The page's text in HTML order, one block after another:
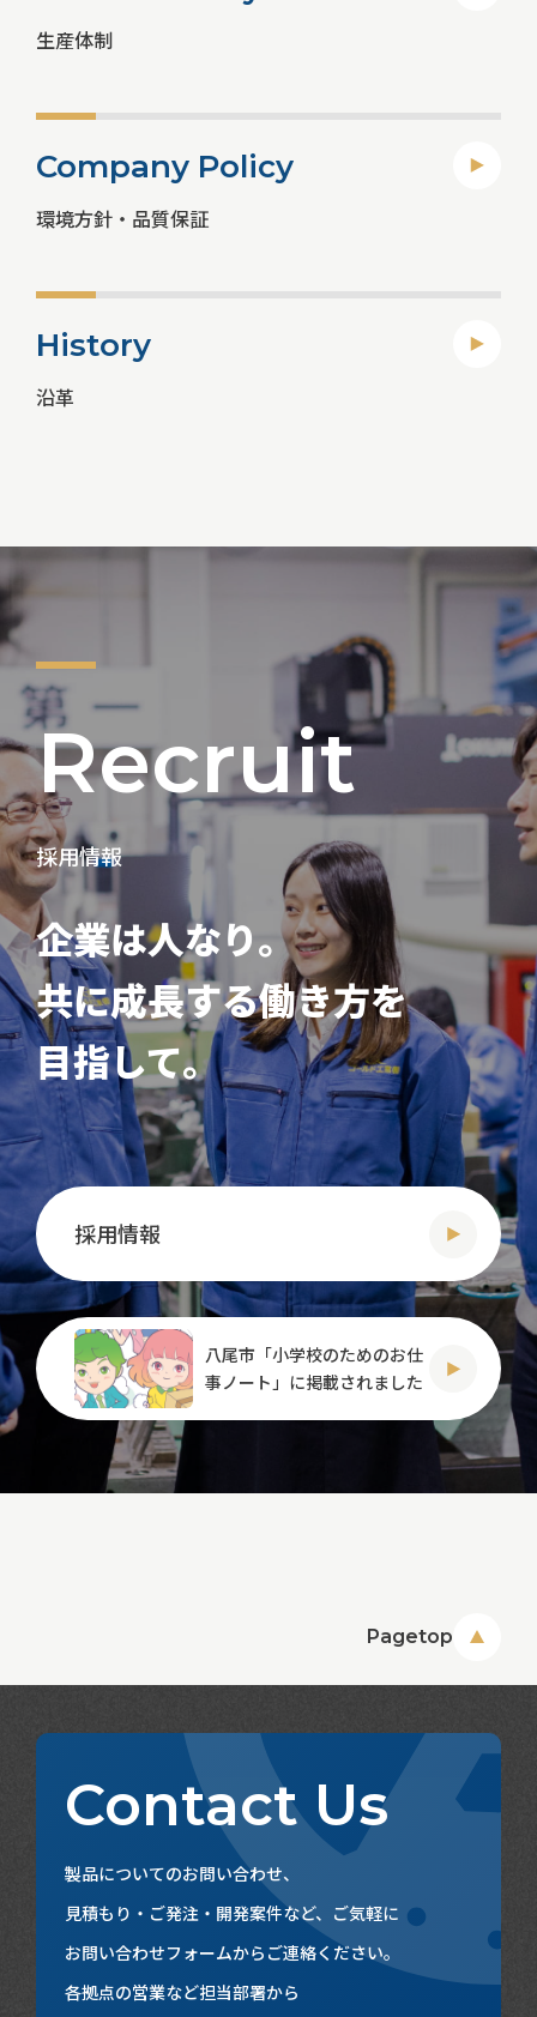
生産体制
Company Policy
環境方針・品質保証
History
沿革
Recruit
採用情報
企業は人なり。
共に成長する働き方を
目指して。
採用情報
八尾市「小学校のためのお仕
事ノート」に掲載されました
Pagetop
Contact Us
製品についてのお問い合わせ、
見積もり・ご発注・開発案件など、ご気軽に
お問い合わせフォームからご連絡ください。
各拠点の営業など担当部署から